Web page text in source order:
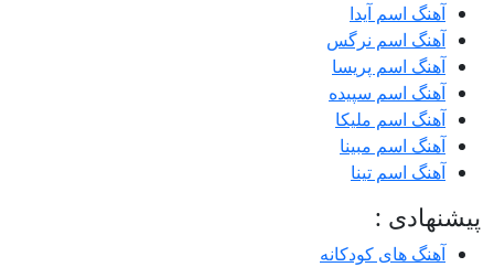
آهنگ اسم آیدا
آهنگ اسم نرگس
آهنگ اسم پریسا
آهنگ اسم سپیده
آهنگ اسم ملیکا
آهنگ اسم مبینا
آهنگ اسم تینا
پیشنهادی :
آهنگ های کودکانه